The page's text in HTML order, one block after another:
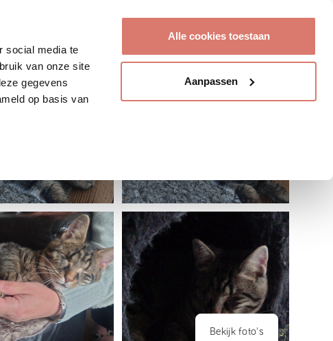
social media te
van onze site
gegevens
op basis van
Alle cookies toestaan
Aanpassen
Bekijk foto's